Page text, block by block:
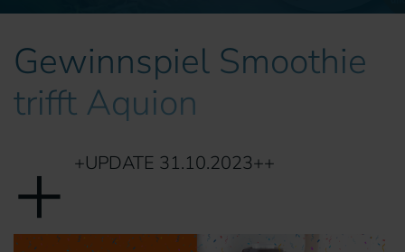
Gewinnspiel Smoothie
trifft Aquion
+ +UPDATE 31.10.2023++